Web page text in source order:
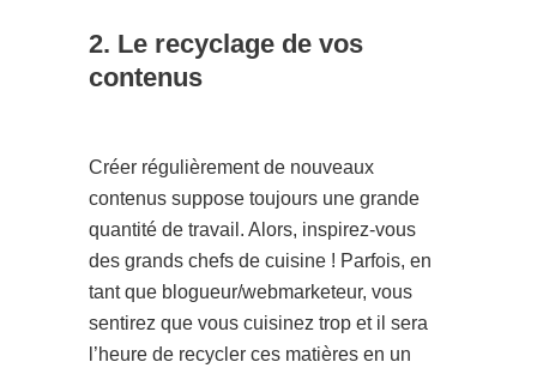
2. Le recyclage de vos
contenus
Créer régulièrement de nouveaux
contenus suppose toujours une grande
quantité de travail. Alors, inspirez-vous
des grands chefs de cuisine ! Parfois, en
tant que blogueur/webmarketeur, vous
sentirez que vous cuisinez trop et il sera
l’heure de recycler ces matières en un